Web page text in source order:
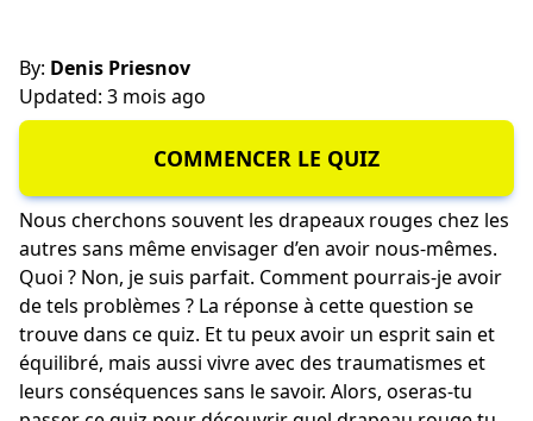
By: Denis Priesnov
Updated: 3 mois ago
COMMENCER LE QUIZ
Nous cherchons souvent les drapeaux rouges chez les
autres sans même envisager d’en avoir nous-mêmes.
Quoi ? Non, je suis parfait. Comment pourrais-je avoir
de tels problèmes ? La réponse à cette question se
trouve dans ce quiz. Et tu peux avoir un esprit sain et
équilibré, mais aussi vivre avec des traumatismes et
leurs conséquences sans le savoir. Alors, oseras-tu